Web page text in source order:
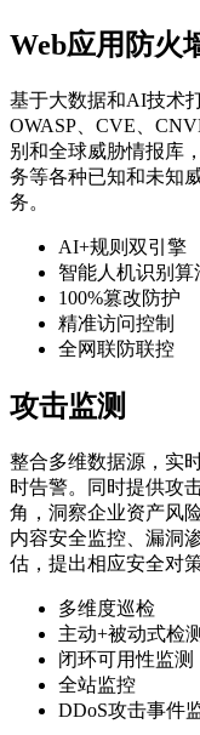
Web应用防火
基于大数据和AI技术
OWASP、CVE、
别和全球威胁情报库
务等各种已知和未知
务。
AI+规则双引擎
智能人机识别算
100%篡改防护
精准访问控制
全网联防联控
攻击监测
整合多维数据源，实
时告警。同时提供攻
角，洞察企业资产风
内容安全监控、漏洞
估，提出相应安全对
多维度巡检
主动+被动式检测
闭环可用性监测
全站监控
DDoS攻击事件